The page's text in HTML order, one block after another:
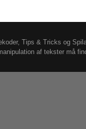
Tips & Tricks og
af tekster må